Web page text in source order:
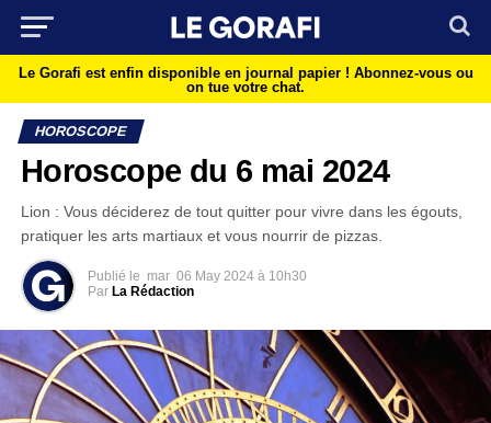
Le Gorafi est enfin disponible en journal papier ! Abonnez-vous ou
on tue votre chat.
HOROSCOPE
Horoscope du 6 mai 2024
Lion : Vous déciderez de tout quitter pour vivre dans les égouts,
pratiquer les arts martiaux et vous nourrir de pizzas.
Publié le mar 06 May 2024 à 10h30
Par La Rédaction